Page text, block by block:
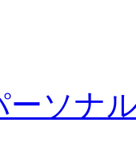
ーソナ